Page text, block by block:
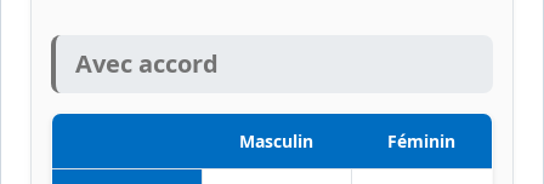
Avec accord
Masculin Féminin